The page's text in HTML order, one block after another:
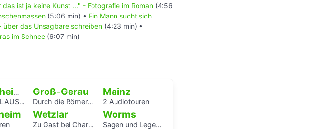
das ist ja keine Kunst ..." - Fotografie im Roman (4:56
(5:06 min) • Ein Mann sucht sich
über das Unsagbare schreiben (4:23 min) •
im Schnee (6:07 min)
Rüsselsheim am Main
für Kinder und Jugendliche
Groß-Gerau
Durch die Römerabteilung im Stadtmuseum Groß-Gerau - ein Audioguide von Kindern für Kinder
Mainz
2 Audiotouren
Wetzlar
Zu Gast bei Charlotte Buff und ihrer Familie - Audioguide von Kindern für Kinder durch das Lottehaus
Worms
Sagen und Legenden vom Rhein